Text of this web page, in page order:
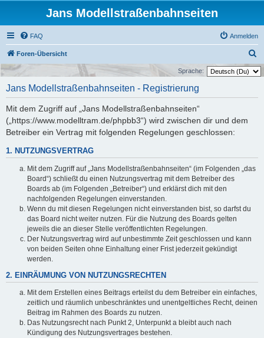
Jans Modellstraßenbahnseiten
FAQ Anmelden
Foren-Übersicht
u
Sprache:
Jans Modellstraßenbahnseiten - Registrierung
Mit dem Zugriff auf „Jans Modellstraßenbahnseiten“
(„https://www.modelltram.de/phpbb3“) wird zwischen dir und dem
Betreiber ein Vertrag mit folgenden Regelungen geschlossen:
1. NUTZUNGSVERTRAG
Mit dem Zugriff auf „Jans Modellstraßenbahnseiten“ (im Folgenden „das
Board“) schließt du einen Nutzungsvertrag mit dem Betreiber des
Boards ab (im Folgenden „Betreiber“) und erklärst dich mit den
nachfolgenden Regelungen einverstanden.
Wenn du mit diesen Regelungen nicht einverstanden bist, so darfst du
das Board nicht weiter nutzen. Für die Nutzung des Boards gelten
jeweils die an dieser Stelle veröffentlichten Regelungen.
Der Nutzungsvertrag wird auf unbestimmte Zeit geschlossen und kann
von beiden Seiten ohne Einhaltung einer Frist jederzeit gekündigt
werden.
2. EINRÄUMUNG VON NUTZUNGSRECHTEN
Mit dem Erstellen eines Beitrags erteilst du dem Betreiber ein einfaches,
zeitlich und räumlich unbeschränktes und unentgeltliches Recht, deinen
Beitrag im Rahmen des Boards zu nutzen.
Das Nutzungsrecht nach Punkt 2, Unterpunkt a bleibt auch nach
Kündigung des Nutzungsvertrages bestehen.